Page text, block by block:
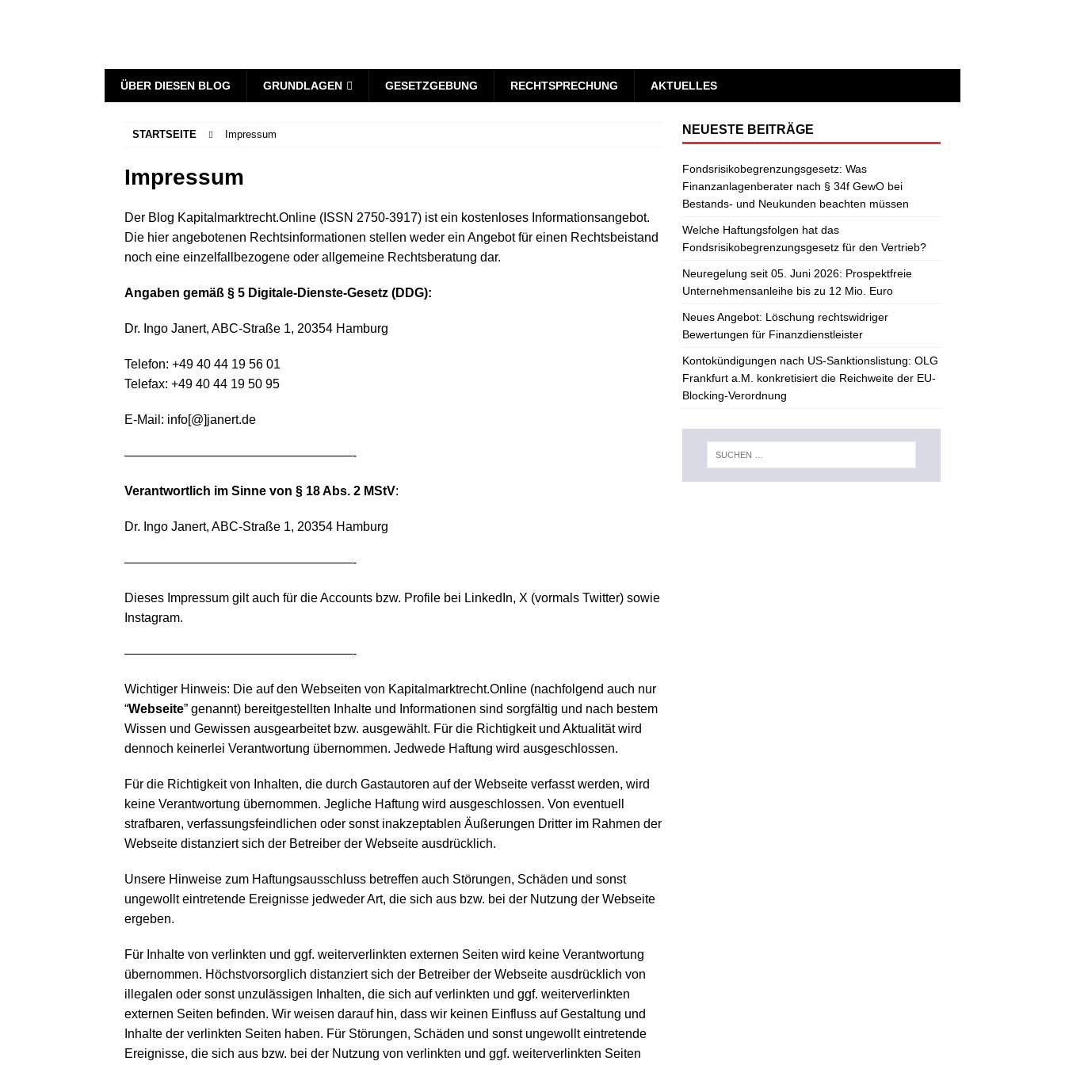
ÜBER DIESEN BLOG GRUNDLAGEN GESETZGEBUNG RECHTSPRECHUNG AKTUELLES
STARTSEITE Impressum
Impressum
Der Blog Kapitalmarktrecht.Online (ISSN 2750-3917) ist ein kostenloses Informationsangebot.
Die hier angebotenen Rechtsinformationen stellen weder ein Angebot für einen Rechtsbeistand
noch eine einzelfallbezogene oder allgemeine Rechtsberatung dar.
Angaben gemäß § 5 Digitale-Dienste-Gesetz (DDG):
Dr. Ingo Janert, ABC-Straße 1, 20354 Hamburg
Telefon: +49 40 44 19 56 01
Telefax: +49 40 44 19 50 95
E-Mail: info[@]janert.de
——————————————————-
Verantwortlich im Sinne von § 18 Abs. 2 MStV:
Dr. Ingo Janert, ABC-Straße 1, 20354 Hamburg
——————————————————-
Dieses Impressum gilt auch für die Accounts bzw. Profile bei LinkedIn, X (vormals Twitter) sowie
Instagram.
——————————————————-
Wichtiger Hinweis: Die auf den Webseiten von Kapitalmarktrecht.Online (nachfolgend auch nur
“Webseite” genannt) bereitgestellten Inhalte und Informationen sind sorgfältig und nach bestem
Wissen und Gewissen ausgearbeitet bzw. ausgewählt. Für die Richtigkeit und Aktualität wird
dennoch keinerlei Verantwortung übernommen. Jedwede Haftung wird ausgeschlossen.
Für die Richtigkeit von Inhalten, die durch Gastautoren auf der Webseite verfasst werden, wird
keine Verantwortung übernommen. Jegliche Haftung wird ausgeschlossen. Von eventuell
strafbaren, verfassungsfeindlichen oder sonst inakzeptablen Äußerungen Dritter im Rahmen der
Webseite distanziert sich der Betreiber der Webseite ausdrücklich.
Unsere Hinweise zum Haftungsausschluss betreffen auch Störungen, Schäden und sonst
ungewollt eintretende Ereignisse jedweder Art, die sich aus bzw. bei der Nutzung der Webseite
ergeben.
Für Inhalte von verlinkten und ggf. weiterverlinkten externen Seiten wird keine Verantwortung
übernommen. Höchstvorsorglich distanziert sich der Betreiber der Webseite ausdrücklich von
illegalen oder sonst unzulässigen Inhalten, die sich auf verlinkten und ggf. weiterverlinkten
externen Seiten befinden. Wir weisen darauf hin, dass wir keinen Einfluss auf Gestaltung und
Inhalte der verlinkten Seiten haben. Für Störungen, Schäden und sonst ungewollt eintretende
Ereignisse, die sich aus bzw. bei der Nutzung von verlinkten und ggf. weiterverlinkten Seiten
NEUESTE BEITRÄGE
Fondsrisikobegrenzungsgesetz: Was
Finanzanlagenberater nach § 34f GewO bei
Bestands- und Neukunden beachten müssen
Welche Haftungsfolgen hat das
Fondsrisikobegrenzungsgesetz für den Vertrieb?
Neuregelung seit 05. Juni 2026: Prospektfreie
Unternehmensanleihe bis zu 12 Mio. Euro
Neues Angebot: Löschung rechtswidriger
Bewertungen für Finanzdienstleister
Kontokündigungen nach US-Sanktionslistung: OLG
Frankfurt a.M. konkretisiert die Reichweite der EU-
Blocking-Verordnung